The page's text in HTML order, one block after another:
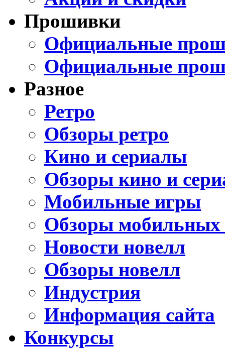
Прошивки
Официальные
Официальные
Разное
Ретро
Обзоры ретро
Кино и сериалы
Обзоры кино и
Мобильные игры
Обзоры мобильных
Новости новелл
Обзоры новелл
Индустрия
Информация сайта
Конкурсы